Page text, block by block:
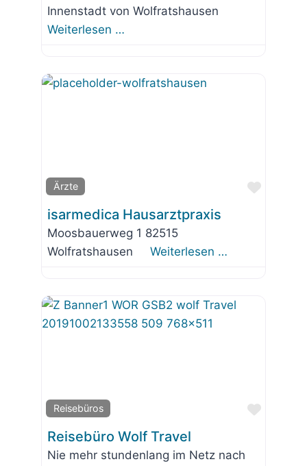
Innenstadt von Wolfratshausen
Weiterlesen …
Ärzte
Favorit
isarmedica Hausarztpraxis
Moosbauerweg 1 82515
Wolfratshausen Weiterlesen …
Reisebüros
Favorit
Reisebüro Wolf Travel
Nie mehr stundenlang im Netz nach